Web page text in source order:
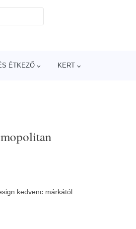
ÉTKEZŐ KERT
kedvenc márkától